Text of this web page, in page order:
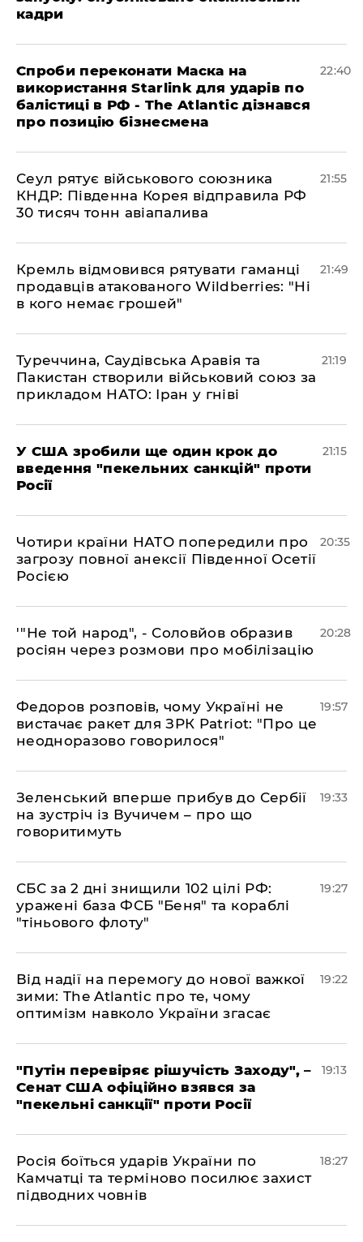
кадри
​Спроби переконати Маска на
використання Starlink для ударів по
балістиці в РФ - The Atlantic дізнався
про позицію бізнесмена
22:40
​Сеул рятує військового союзника
КНДР: Південна Корея відправила РФ
30 тисяч тонн авіапалива
21:55
​Кремль відмовився рятувати гаманці
продавців атакованого Wildberries: "Ні
в кого немає грошей"
21:49
​Туреччина, Саудівська Аравія та
Пакистан створили військовий союз за
прикладом НАТО: Іран у гніві
21:19
​У США зробили ще один крок до
введення "пекельних санкцій" проти
Росії
21:15
​Чотири країни НАТО попередили про
загрозу повної анексії Південної Осетії
Росією
20:35
​'"Не той народ", - Соловйов образив
росіян через розмови про мобілізацію
20:28
​Федоров розповів, чому Україні не
вистачає ракет для ЗРК Patriot: "Про це
неодноразово говорилося"
19:57
​Зеленський вперше прибув до Сербії
на зустріч із Вучичем – про що
говоритимуть
19:33
​СБС за 2 дні знищили 102 цілі РФ:
уражені база ФСБ "Беня" та кораблі
"тіньового флоту"
19:27
​Від надії на перемогу до нової важкої
зими: The Atlantic про те, чому
оптимізм навколо України згасає
19:22
​"Путін перевіряє рішучість Заходу", –
Сенат США офіційно взявся за
"пекельні санкції" проти Росії
19:13
​Росія боїться ударів України по
Камчатці та терміново посилює захист
підводних човнів
18:27